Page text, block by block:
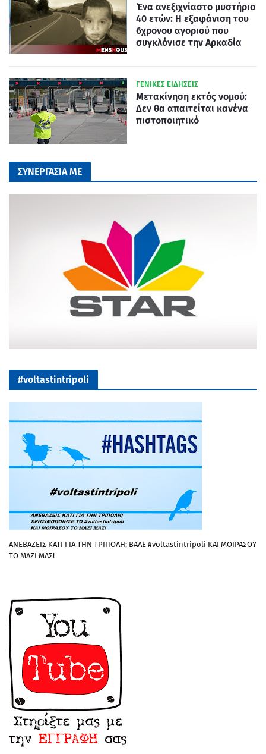
Ένα ανεξιχνίαστο μυστήριο
40 ετών: Η εξαφάνιση του
6χρονου αγοριού που
συγκλόνισε την Αρκαδία
ΓΕΝΙΚΕΣ ΕΙΔΗΣΕΙΣ
Μετακίνηση εκτός νομού:
Δεν θα απαιτείται κανένα
πιστοποιητικό
ΣΥΝΕΡΓΑΣΙΑ ΜΕ
#voltastintripoli
ΑΝΕΒΑΖΕΙΣ ΚΑΤΙ ΓΙΑ ΤΗΝ ΤΡΙΠΟΛΗ; ΒΑΛΕ #voltastintripoli ΚΑΙ ΜΟΙΡΑΣΟΥ
ΤΟ ΜΑΖΙ ΜΑΣ!